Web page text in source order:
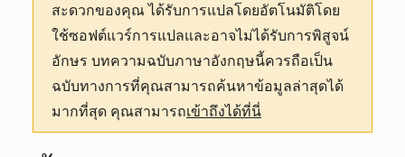
สะดวกของคุณได้รับการแปลโดยอัตโนมัติโดย
ใช้ซอฟต์แวร์การแปลและอาจไม่ได้รับการพิสูจน์
อักษร บทความฉบับภาษาอังกฤษนี้ควรถือเป็น
ฉบับทางการที่คุณสามารถค้นหาข้อมูลล่าสุดได้
มากที่สุด คุณสามารถเข้าถึงได้ที่นี่